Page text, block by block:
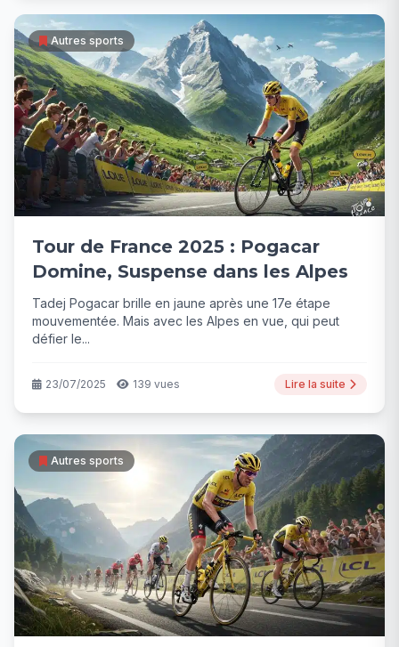
Autres sports
Tour de France 2025 : Pogacar
Domine, Suspense dans les Alpes
Tadej Pogacar brille en jaune après une 17e étape
mouvementée. Mais avec les Alpes en vue, qui peut
défier le...
23/07/2025 139 vues Lire la suite
Autres sports